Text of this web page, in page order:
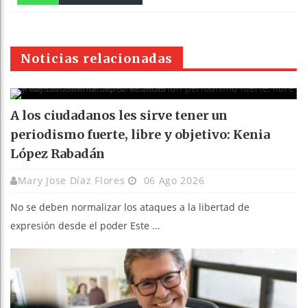
pt
Noticias relacionadas
A los ciudadanos les sirve tener un
periodismo fuerte, libre y objetivo: Kenia
López Rabadán
Mary Jose Díaz Flores 06 Ago 2026
No se deben normalizar los ataques a la libertad de
expresión desde el poder Este ...